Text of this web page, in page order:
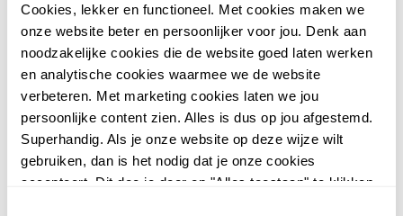
Cookies, lekker en functioneel. Met cookies maken we
onze website beter en persoonlijker voor jou. Denk aan
noodzakelijke cookies die de website goed laten werken
en analytische cookies waarmee we de website
verbeteren. Met marketing cookies laten we jou
persoonlijke content zien. Alles is dus op jou afgestemd.
Superhandig. Als je onze website op deze wijze wilt
gebruiken, dan is het nodig dat je onze cookies
accepteert. Dit doe je door op "Alles toestaan" te klikken.